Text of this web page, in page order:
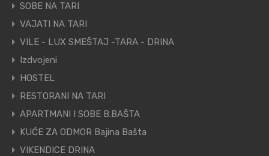
SOBE NA TARI
VAJATI NA TARI
VILE - LUX SMEŠTAJ -TARA - DRINA
Izdvojeni
HOSTEL
RESTORANI NA TARI
APARTMANI I SOBE B.BAŠTA
KUĆE ZA ODMOR Bajina Bašta
VIKENDICE DRINA